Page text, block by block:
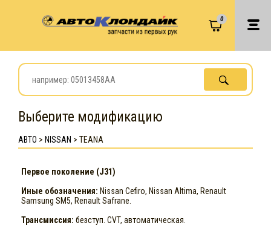
0
Выберите модификацию
АВТО > NISSAN > TEANA
Первое поколение (J31)
Иные обозначения: Nissan Cefiro, Nissan Altima, Renault
Samsung SM5, Renault Safrane.
Трансмиссия: безступ. CVT, автоматическая.